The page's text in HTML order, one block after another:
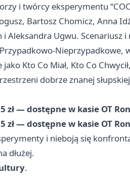
i twórcy eksperymentu
Bartosz Chomicz, Anna
Aleksandra Ugwu. Scenariusz
Kto Co Miał, Kto Co
dobrze znanej
zł — dostępne w kasie OT
zł — dostępne w kasie OT
i nieboją się
dłużej.
.